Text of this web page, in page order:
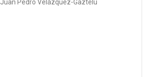
Juan Pedro Velázquez-Gaztelu